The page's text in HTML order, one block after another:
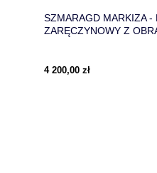
SZMARAGD MARKIZA -
ZARĘCZYNOWY Z
4 200,00 zł